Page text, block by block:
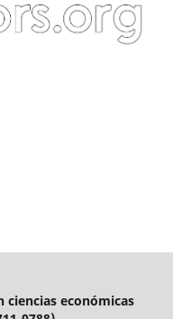
ciencias económicas